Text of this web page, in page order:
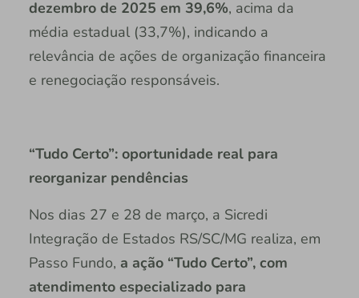
dezembro de 2025 em 39,6%, acima da
média estadual (33,7%), indicando a
relevância de ações de organização financeira
e renegociação responsáveis.
“Tudo Certo”: oportunidade real para
reorganizar pendências
Nos dias 27 e 28 de março, a Sicredi
Integração de Estados RS/SC/MG realiza, em
Passo Fundo, a ação “Tudo Certo”, com
atendimento especializado para